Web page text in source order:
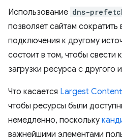
Использование dns-
позволяет сайтам
подключения к другому
состоит в том, чтобы свести
загрузки ресурса с другого
Что касается Largest
чтобы ресурсы были
немедленно, поскольку
важнейшими элементами